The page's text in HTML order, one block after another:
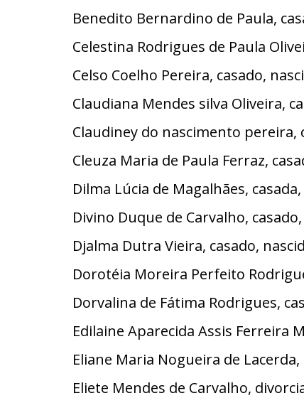
Benedito Bernardino de Paula,
Celestina Rodrigues de Paula
Celso Coelho Pereira, casado,
Claudiana Mendes silva Oliveira,
Claudiney do nascimento pereira,
Cleuza Maria de Paula Ferraz,
Dilma Lúcia de Magalhães,
Divino Duque de Carvalho,
Djalma Dutra Vieira, casado,
Dorotéia Moreira Perfeito
Dorvalina de Fátima Rodrigues,
Edilaine Aparecida Assis Ferreira
Eliane Maria Nogueira de
Eliete Mendes de Carvalho,